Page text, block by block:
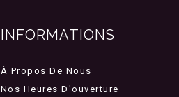
INFORMATIONS
À Propos De Nous
Nos Heures D'ouverture